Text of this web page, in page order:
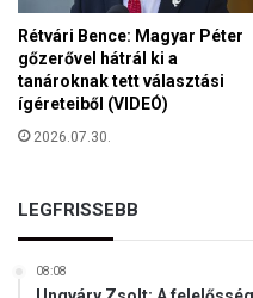
á
n
y
Rétvári Bence: Magyar Péter
gőzerővel hátrál ki a
tanároknak tett választási
ígéreteiből (VIDEÓ)
2026.07.30.
LEGFRISSEBB
08:08